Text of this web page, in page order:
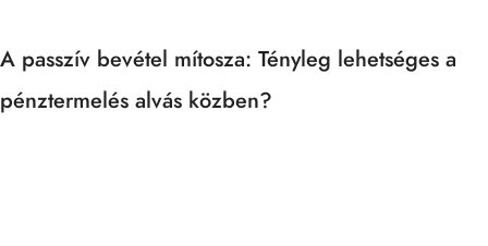
A passzív bevétel mítosza: Tényleg lehetséges a
pénztermelés alvás közben?